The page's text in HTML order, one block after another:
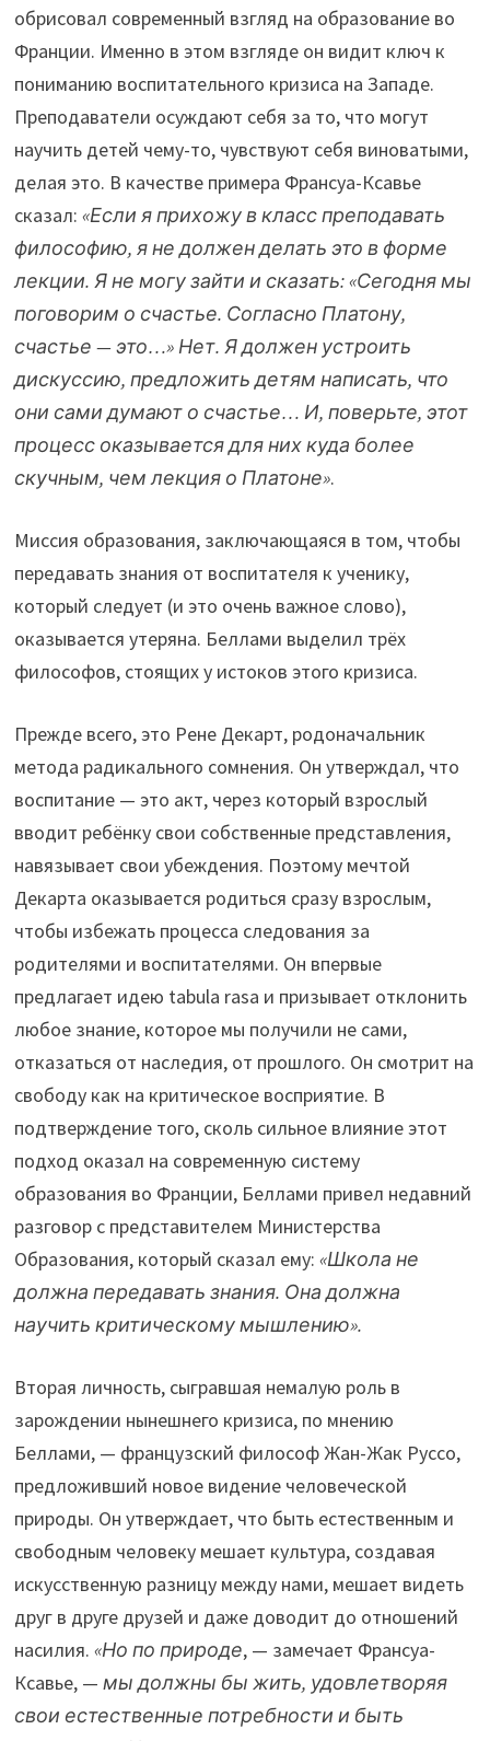
обрисовал современный взгляд на образование во
Франции. Именно в этом взгляде он видит ключ к
пониманию воспитательного кризиса на Западе.
Преподаватели осуждают себя за то, что могут
научить детей чему-то, чувствуют себя виноватыми,
делая это. В качестве примера Франсуа-Ксавье
сказал:«Если я прихожу в класс преподавать
философию, я не должен делать это в форме
лекции. Я не могу зайти и сказать: «Сегодня мы
поговорим о счастье. Согласно Платону,
счастье — это…» Нет. Я должен устроить
дискуссию, предложить детям написать, что
они сами думают о счастье… И, поверьте, этот
процесс оказывается для них куда более
скучным, чем лекция о Платоне».
Миссия образования, заключающаяся в том, чтобы
передавать знания от воспитателя к ученику,
который следует (и это очень важное слово),
оказывается утеряна. Беллами выделил трёх
философов, стоящих у истоков этого кризиса.
Прежде всего, это Рене Декарт, родоначальник
метода радикального сомнения. Он утверждал, что
воспитание — это акт, через который взрослый
вводит ребёнку свои собственные представления,
навязывает свои убеждения. Поэтому мечтой
Декарта оказывается родиться сразу взрослым,
чтобы избежать процесса следования за
родителями и воспитателями. Он впервые
предлагает идею tabula rasa и призывает отклонить
любое знание, которое мы получили не сами,
отказаться от наследия, от прошлого. Он смотрит на
свободу как на критическое восприятие. В
подтверждение того, сколь сильное влияние этот
подход оказал на современную систему
образования во Франции, Беллами привел недавний
разговор с представителем Министерства
Образования, который сказал ему:«Школа не
должна передавать знания. Она должна
научить критическому мышлению».
Вторая личность, сыгравшая немалую роль в
зарождении нынешнего кризиса, по мнению
Беллами, — французский философ Жан-Жак Руссо,
предложивший новое видение человеческой
природы. Он утверждает, что быть естественным и
свободным человеку мешает культура, создавая
искусственную разницу между нами, мешает видеть
друг в друге друзей и даже доводит до отношений
насилия.«Но по природе, — замечает Франсуа-
Ксавье, —мы должны бы жить, удовлетворяя
свои естественные потребности и быть